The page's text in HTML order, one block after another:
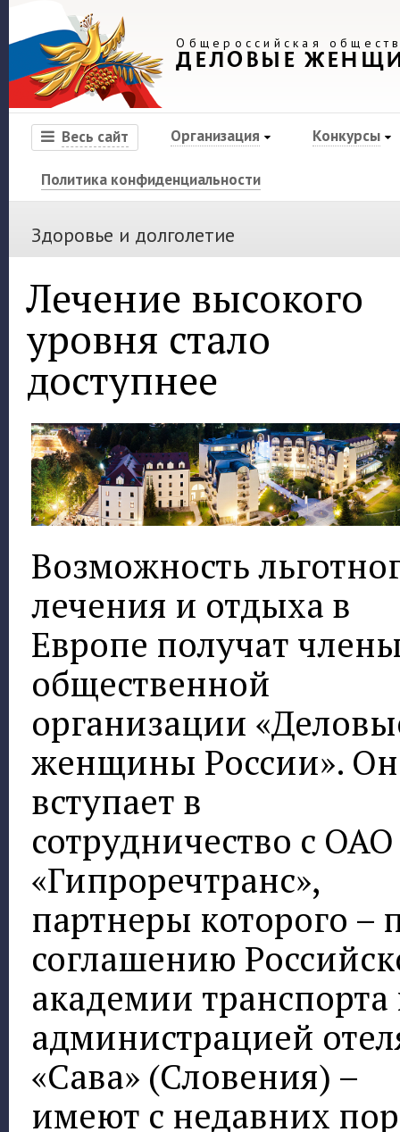
Общероссийская
ДЕЛОВЫЕ
Весь сайт Организация Конкурсы
Политика конфиденциальности
Здоровье и долголетие
Лечение высокого
уровня стало
доступнее
Возможность
лечения и отдыха в
Европе получат
общественной
организации
женщины России».
вступает в
сотрудничество с ОАО
«Гипроречтранс»,
партнеры которого –
соглашению
академии транспорта
администрацией
«Сава» (Словения) –
имеют с недавних пор